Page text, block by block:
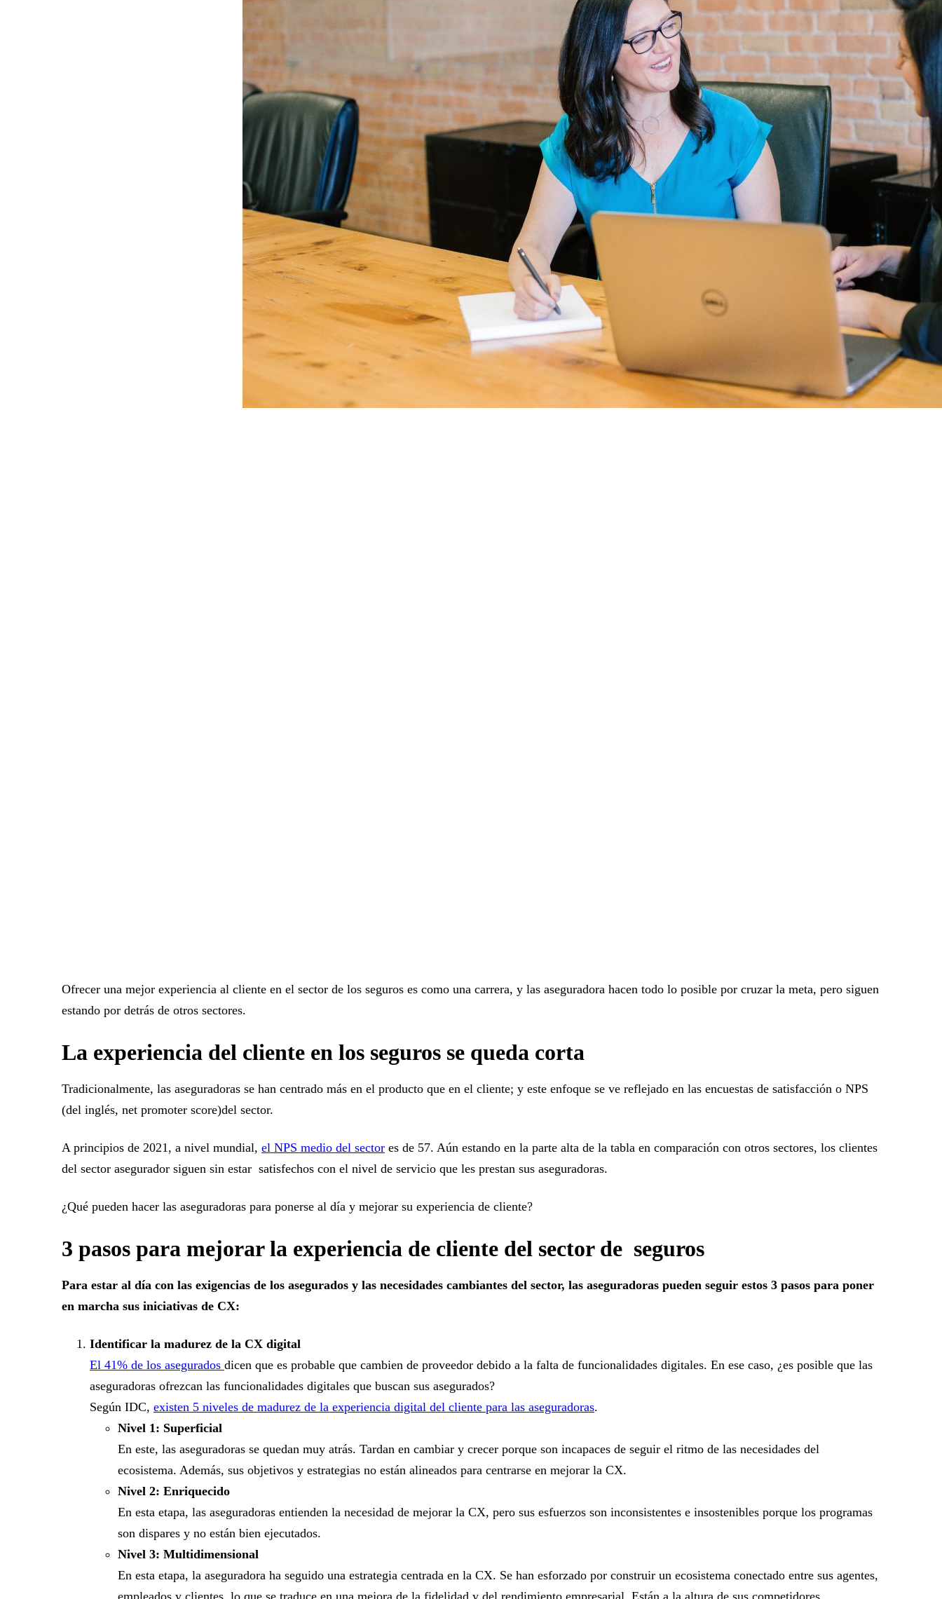
Ofrecer una mejor experiencia al cliente en el sector de los seguros es como una carrera, y las aseguradora hacen todo lo posible por cruzar la meta, pero siguen
estando por detrás de otros sectores.
La experiencia del cliente en los seguros se queda corta
Tradicionalmente, las aseguradoras se han centrado más en el producto que en el cliente; y este enfoque se ve reflejado en las encuestas de satisfacción o NPS
(del inglés, net promoter score)del sector.
A principios de 2021, a nivel mundial, el NPS medio del sector es de 57. Aún estando en la parte alta de la tabla en comparación con otros sectores, los clientes
del sector asegurador siguen sin estar satisfechos con el nivel de servicio que les prestan sus aseguradoras.
¿Qué pueden hacer las aseguradoras para ponerse al día y mejorar su experiencia de cliente?
3 pasos para mejorar la experiencia de cliente del sector de seguros
Para estar al día con las exigencias de los asegurados y las necesidades cambiantes del sector, las aseguradoras pueden seguir estos 3 pasos para poner
en marcha sus iniciativas de CX:
Identificar la madurez de la CX digital
El 41% de los asegurados dicen que es probable que cambien de proveedor debido a la falta de funcionalidades digitales. En ese caso, ¿es posible que las
aseguradoras ofrezcan las funcionalidades digitales que buscan sus asegurados?
Según IDC, existen 5 niveles de madurez de la experiencia digital del cliente para las aseguradoras.
Nivel 1: Superficial
En este, las aseguradoras se quedan muy atrás. Tardan en cambiar y crecer porque son incapaces de seguir el ritmo de las necesidades del
ecosistema. Además, sus objetivos y estrategias no están alineados para centrarse en mejorar la CX.
Nivel 2: Enriquecido
En esta etapa, las aseguradoras entienden la necesidad de mejorar la CX, pero sus esfuerzos son inconsistentes e insostenibles porque los programas
son dispares y no están bien ejecutados.
Nivel 3: Multidimensional
En esta etapa, la aseguradora ha seguido una estrategia centrada en la CX. Se han esforzado por construir un ecosistema conectado entre sus agentes,
empleados y clientes, lo que se traduce en una mejora de la fidelidad y del rendimiento empresarial. Están a la altura de sus competidores.